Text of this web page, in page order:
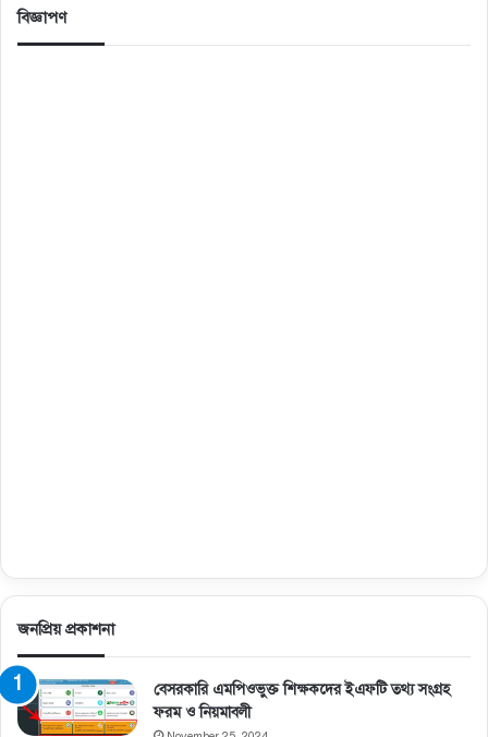
বিজ্ঞাপণ
জনপ্রিয় প্রকাশনা
বেসরকারি এমপিওভুক্ত শিক্ষকদের ইএফটি তথ্য সংগ্রহ
ফরম ও নিয়মাবলী